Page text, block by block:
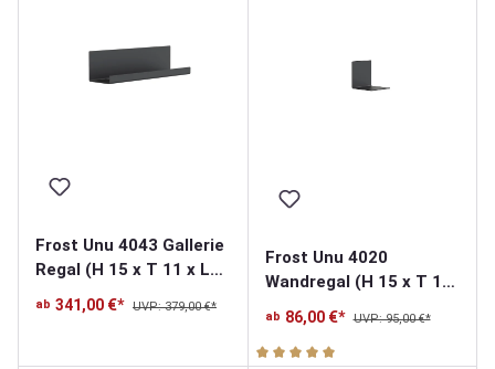
Frost Unu 4043 Gallerie
Regal (H 15 x T 11 x L
60cm)
ab 341,00 €* UVP: 379,00 €*
Frost Unu 4020
Wandregal (H 15 x T 15
ab 86,00 €* UVP: 95,00 €*
Durchschnittliche Bewertung